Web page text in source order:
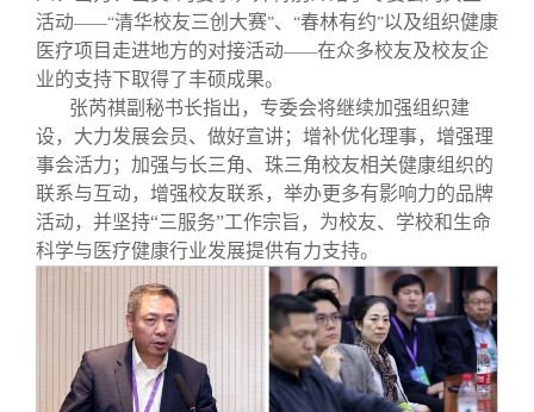
活动——“清华校友三创大赛”、 “春林有约”以及组织健康
医疗项目走进地方的对接活动——在众多校友及校友企
业的支持下取得了丰硕成果。
张芮祺副秘书长指出，专委会将继续加强组织建
设，大力发展会员、做好宣讲；增补优化理事，增强理
事会活力；加强与长三角、珠三角校友相关健康组织的
联系与互动，增强校友联系，举办更多有影响力的品牌
活动，并坚持“三服务”工作宗旨，为校友、学校和生命
科学与医疗健康行业发展提供有力支持。